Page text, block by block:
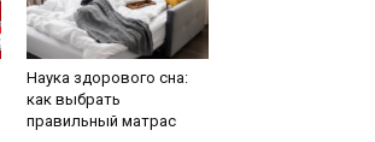
Наука здорового сна:
как выбрать
правильный матрас